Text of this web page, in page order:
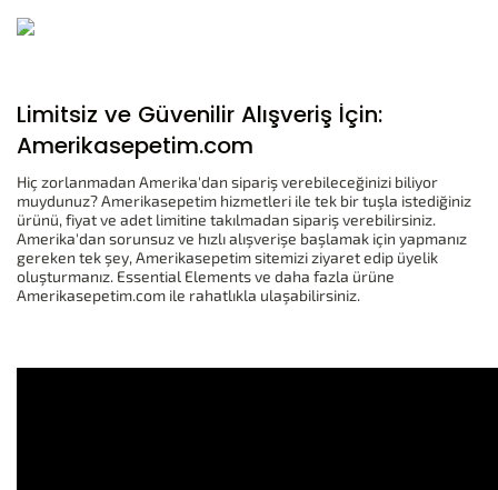
Limitsiz ve Güvenilir Alışveriş İçin:
Amerikasepetim.com
Hiç zorlanmadan Amerika'dan sipariş verebileceğinizi biliyor
muydunuz? Amerikasepetim hizmetleri ile tek bir tuşla istediğiniz
ürünü, fiyat ve adet limitine takılmadan sipariş verebilirsiniz.
Amerika'dan sorunsuz ve hızlı alışverişe başlamak için yapmanız
gereken tek şey, Amerikasepetim sitemizi ziyaret edip üyelik
oluşturmanız. Essential Elements ve daha fazla ürüne
Amerikasepetim.com ile rahatlıkla ulaşabilirsiniz.